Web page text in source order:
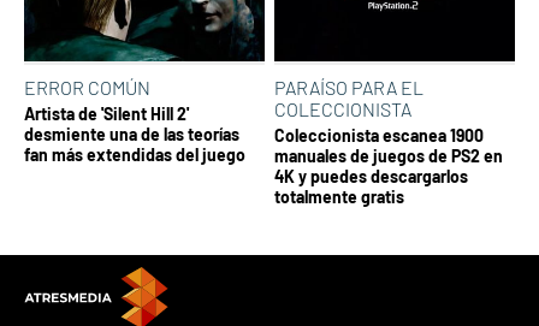
ERROR COMÚN
Artista de 'Silent Hill 2'
desmiente una de las teorías
fan más extendidas del juego
PARAÍSO PARA EL
COLECCIONISTA
Coleccionista escanea 1900
manuales de juegos de PS2 en
4K y puedes descargarlos
totalmente gratis